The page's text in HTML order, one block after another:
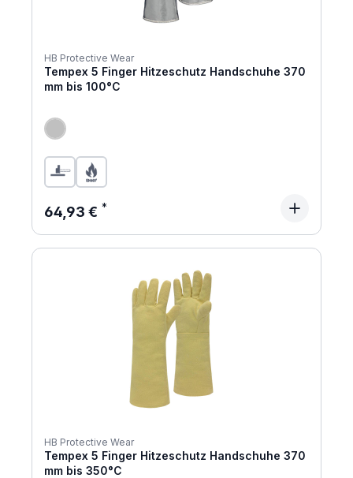
HB Protective Wear
Tempex 5 Finger Hitzeschutz Handschuhe 370
mm bis 100°C
Regulärer Preis:
64,93 €
HB Protective Wear
Tempex 5 Finger Hitzeschutz Handschuhe 370
mm bis 350°C